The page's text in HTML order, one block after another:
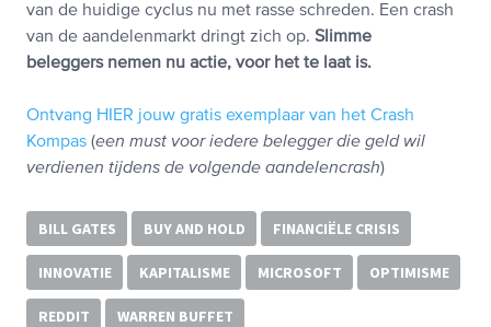
van de huidige cyclus nu met rasse schreden. Een crash
van de aandelenmarkt dringt zich op. Slimme
beleggers nemen nu actie, voor het te laat is.
Ontvang HIER jouw gratis exemplaar van het Crash
Kompas (een must voor iedere belegger die geld wil
verdienen tijdens de volgende aandelencrash)
BILL GATES BUY AND HOLD FINANCIËLE CRISIS
INNOVATIE KAPITALISME MICROSOFT OPTIMISME
REDDIT WARREN BUFFET